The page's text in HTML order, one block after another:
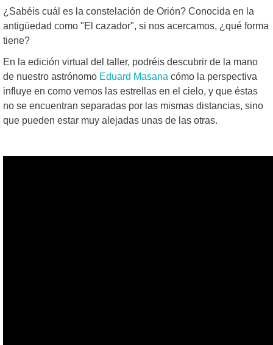
¿Sabéis cuál es la constelación de Orión? Conocida en la
antigüedad como "El cazador", si nos acercamos, ¿qué forma
tiene?
En la edición virtual del taller, podréis descubrir de la mano
de nuestro astrónomo Eduard Masana cómo la perspectiva
influye en como vemos las estrellas en el cielo, y que éstas
no se encuentran separadas por las mismas distancias, sino
que pueden estar muy alejadas unas de las otras.